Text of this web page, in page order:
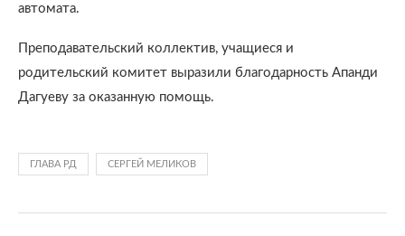
автомата.
Преподавательский коллектив, учащиеся и
родительский комитет выразили благодарность Апанди
Дагуеву за оказанную помощь.
ГЛАВА РД СЕРГЕЙ МЕЛИКОВ